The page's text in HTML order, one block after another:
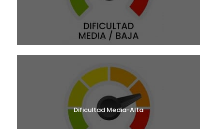
Dificultad Media-Alta